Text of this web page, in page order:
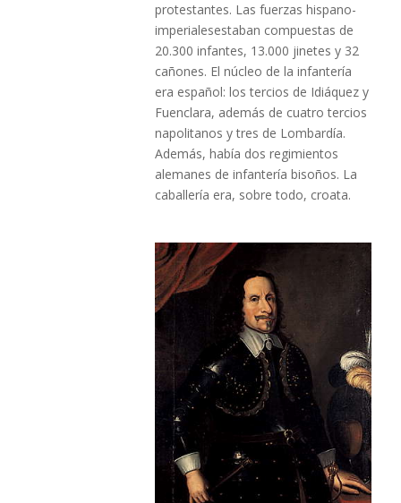
protestantes. Las fuerzas hispano-
imperialesestaban compuestas de
20.300 infantes, 13.000 jinetes y 32
cañones. El núcleo de la infantería
era español: los tercios de Idiáquez y
Fuenclara, además de cuatro tercios
napolitanos y tres de Lombardía.
Además, había dos regimientos
alemanes de infantería bisoños. La
caballería era, sobre todo, croata.